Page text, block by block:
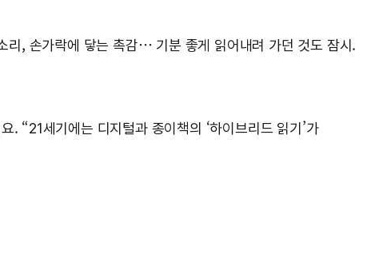
리, 손가락에 닿는 촉감… 기분 좋게 읽어내려 가던 것도 잠시.
“21세기에는 디지털과 종이책의 ‘하이브리드 읽기’가